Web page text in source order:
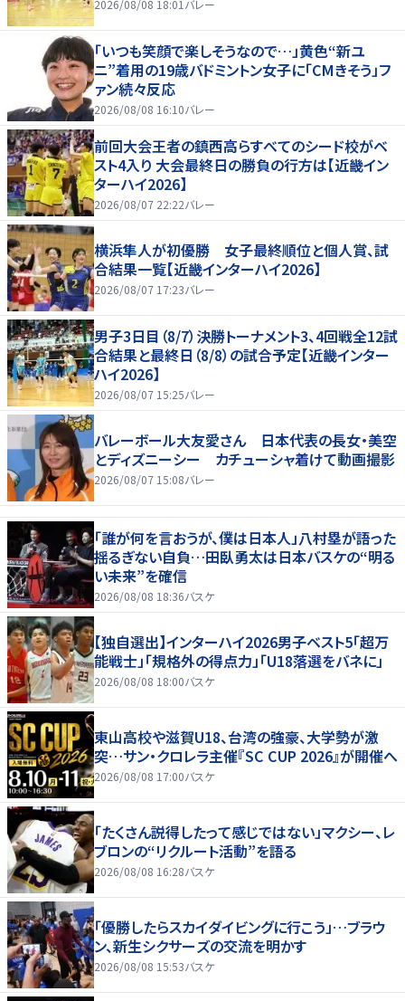
2026/08/08 18:01 バレー
「いつも笑顔で楽しそうなので…」黄色“新ユ
ニ”着用の19歳バドミントン女子に「CMきそう」フ
ァン続々反応
2026/08/08 16:10バレー
前回大会王者の鎮西高らすべてのシード校がベ
スト4入り 大会最終日の勝負の行方は【近畿イン
ターハイ2026】
2026/08/07 22:22バレー
横浜隼人が初優勝 女子最終順位と個人賞、試
合結果一覧【近畿インターハイ2026】
2026/08/07 17:23バレー
男子3日目（8/7）決勝トーナメント3、4回戦全12試
合結果と最終日（8/8）の試合予定【近畿インター
ハイ2026】
2026/08/07 15:25バレー
バレーボール大友愛さん 日本代表の長女・美空
とディズニーシー カチューシャ着けて動画撮影
2026/08/07 15:08バレー
「誰が何を言おうが、僕は日本人」八村塁が語った
揺るぎない自負…田臥勇太は日本バスケの“明る
い未来”を確信
2026/08/08 18:36バスケ
【独自選出】インターハイ2026男子ベスト5「超万
能戦士」「規格外の得点力」「U18落選をバネに」
2026/08/08 18:00バスケ
東山高校や滋賀U18、台湾の強豪、大学勢が激
突…サン・クロレラ主催『SC CUP 2026』が開催へ
2026/08/08 17:00バスケ
「たくさん説得したって感じではない」マクシー、レ
ブロンの“リクルート活動”を語る
2026/08/08 16:28バスケ
「優勝したらスカイダイビングに行こう」…ブラウ
ン、新生シクサーズの交流を明かす
2026/08/08 15:53バスケ